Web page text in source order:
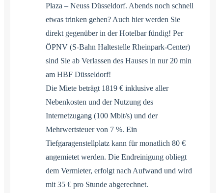
Plaza – Neuss Düsseldorf. Abends noch schnell
etwas trinken gehen? Auch hier werden Sie
direkt gegenüber in der Hotelbar fündig! Per
ÖPNV (S-Bahn Haltestelle Rheinpark-Center)
sind Sie ab Verlassen des Hauses in nur 20 min
am HBF Düsseldorf!
Die Miete beträgt 1819 € inklusive aller
Nebenkosten und der Nutzung des
Internetzugang (100 Mbit/s) und der
Mehrwertsteuer von 7 %. Ein
Tiefgaragenstellplatz kann für monatlich 80 €
angemietet werden. Die Endreinigung obliegt
dem Vermieter, erfolgt nach Aufwand und wird
mit 35 € pro Stunde abgerechnet.